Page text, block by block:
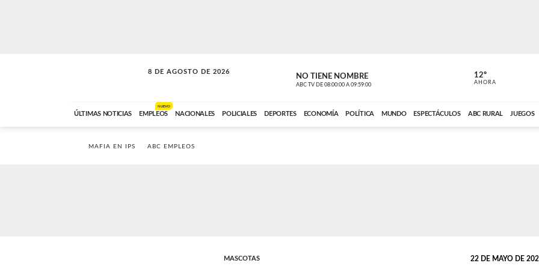
8 DE AGOSTO DE 2026
SOLO MÚSICA NO TIENE NOMBRE
ABC TV DE 08:00:00 A 09:59:00 ABC CARDINAL
12º
AHORA
ÚLTIMAS NOTICIAS EMPLEOS
NUEVO
NACIONALES POLICIALES DEPORTES ECONOMÍA POLÍTICA MUNDO ESPECTÁCULOS ABC RURAL JUEGOS
MAFIA EN IPS ABC EMPLEOS
MASCOTAS 22 DE MAYO DE